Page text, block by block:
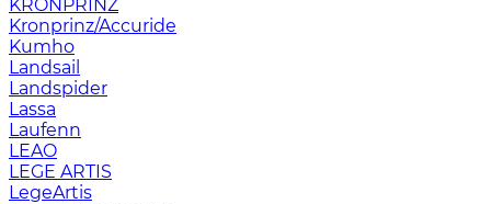
KRONPRINZ
Kronprinz/Accuride
Kumho
Landsail
Landspider
Lassa
Laufenn
LEAO
LEGE ARTIS
LegeArtis